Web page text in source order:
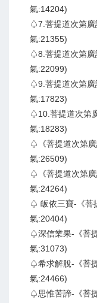
氣:14204)
♤7.菩提道次第廣
氣:21355)
♤8.菩提道次第廣
氣:22099)
♤9.菩提道次第廣
氣:17823)
♤10.菩提道次第
氣:18283)
♤《菩提道次第
氣:26509)
♤《菩提道次第
氣:24264)
♤ 皈依三寶-《菩
氣:20404)
♤深信業果-《菩
氣:31073)
♤希求解脫-《菩
氣:24466)
♤思惟苦諦-《菩